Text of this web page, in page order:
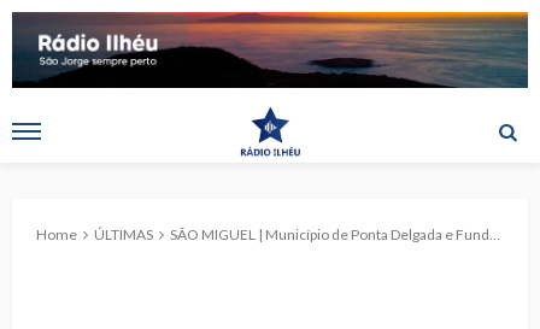
Home ÚLTIMAS SÃO MIGUEL | Município de Ponta Delgada e Fundação Brasileira assinam protocolo de cooperação